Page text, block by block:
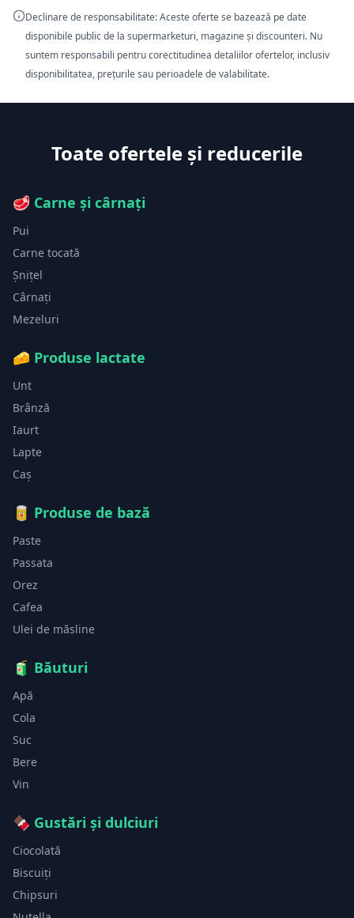
Declinare de responsabilitate: Aceste oferte se bazează pe date
disponibile public de la supermarketuri, magazine și discounteri. Nu
suntem responsabili pentru corectitudinea detaliilor ofertelor, inclusiv
disponibilitatea, prețurile sau perioadele de valabilitate.
Toate ofertele și reducerile
🥩 Carne și cârnați
Pui
Carne tocată
Șnițel
Cârnați
Mezeluri
🧀 Produse lactate
Unt
Brânză
Iaurt
Lapte
Caș
🥫 Produse de bază
Paste
Passata
Orez
Cafea
Ulei de măsline
🧃 Băuturi
Apă
Cola
Suc
Bere
Vin
🍫 Gustări și dulciuri
Ciocolată
Biscuiți
Chipsuri